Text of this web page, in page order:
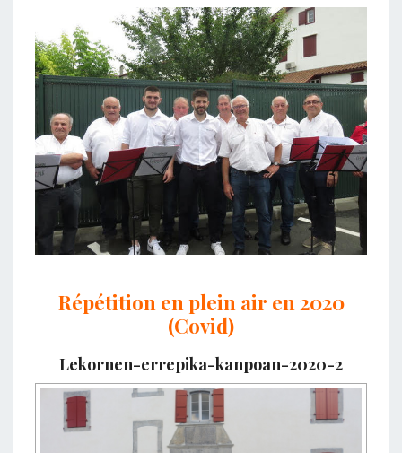
Répétition en plein air en 2020
(Covid)
Lekornen-errepika-kanpoan-2020-2